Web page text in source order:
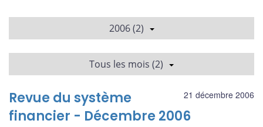
2006 (2)
Tous les mois (2)
21 décembre 2006
Revue du système
financier - Décembre 2006